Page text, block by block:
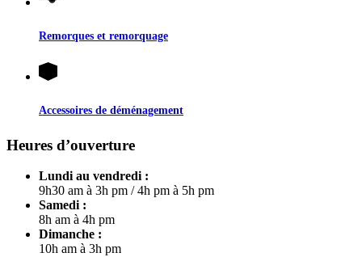
Remorques et remorquage
Accessoires de déménagement
Heures d’ouverture
Lundi au vendredi :
9h30 am à 3h pm /4h pm à 5h pm
Samedi :
8h am à 4h pm
Dimanche :
10h am à 3h pm